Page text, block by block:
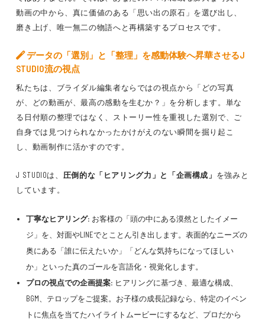
動画の中から、真に価値のある「思い出の原石」を選び出し、
磨き上げ、唯一無二の物語へと再構築するプロセスです。
データの「選別」と「整理」を感動体験へ昇華させるJ
STUDIO流の視点
私たちは、ブライダル編集者ならではの視点から「どの写真
が、どの動画が、最高の感動を生むか？」を分析します。単な
る日付順の整理ではなく、ストーリー性を重視した選別で、ご
自身では見つけられなかったかけがえのない瞬間を掘り起こ
し、動画制作に活かすのです。
J STUDIOは、 圧倒的な「ヒアリング力」と「企画構成」 を強みと
しています。
丁寧なヒアリング: お客様の「頭の中にある漠然としたイメー
ジ」を、対面やLINEでとことん引き出します。表面的なニーズの
奥にある「誰に伝えたいか」「どんな気持ちになってほしい
か」といった真のゴールを言語化・視覚化します。
プロの視点での企画提案: ヒアリングに基づき、最適な構成、
BGM、テロップをご提案。お子様の成長記録なら、特定のイベン
トに焦点を当てたハイライトムービーにするなど、プロだから